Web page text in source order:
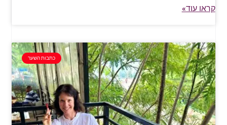
קראו עוד»
כתבות השער